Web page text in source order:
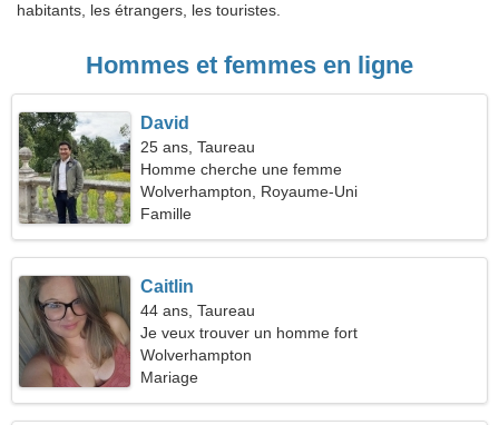
habitants, les étrangers, les touristes.
Hommes et femmes en ligne
David
25 ans, Taureau
Homme cherche une femme
Wolverhampton, Royaume-Uni
Famille
Caitlin
44 ans, Taureau
Je veux trouver un homme fort
Wolverhampton
Mariage